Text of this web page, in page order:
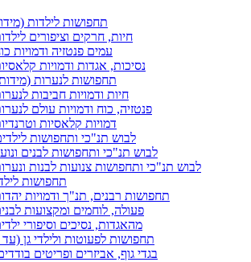
תחפושות לילדות (מידות 2-
חיות, חרקים וציפורים
עמים פנטזיה ודמויות
נסיכות, אגדות ודמויות
תחפושות לנערות (מידות 12-
חיות ודמויות חביבות
פנטזיה, כוח ודמויות עולם
דמויות קלאסיות
לבוש תנ"כי ותחפושות
לבוש תנ"כי ותחפושות לבנים
לבוש תנ"כי ותחפושות צנועות לבנות
תחפושות
תחפושות רבנים, תנ"ך ודמויות
פעולה, לוחמים ומקצועות
מהאגדות, נסיכים וסיפורי
תחפושות לפעוטות ולילדי גן (עד
בגדי גוף, אביזרים ופריטים